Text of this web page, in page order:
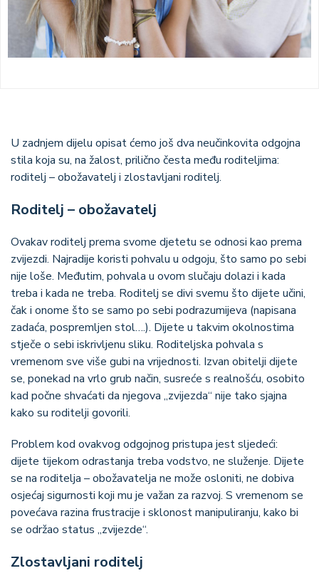
U zadnjem dijelu opisat ćemo još dva neučinkovita odgojna
stila koja su, na žalost, prilično česta među roditeljima:
roditelj – obožavatelj i zlostavljani roditelj.
Roditelj – obožavatelj
Ovakav roditelj prema svome djetetu se odnosi kao prema
zvijezdi. Najradije koristi pohvalu u odgoju, što samo po sebi
nije loše. Međutim, pohvala u ovom slučaju dolazi i kada
treba i kada ne treba. Roditelj se divi svemu što dijete učini,
čak i onome što se samo po sebi podrazumijeva (napisana
zadaća, pospremljen stol….). Dijete u takvim okolnostima
stječe o sebi iskrivljenu sliku. Roditeljska pohvala s
vremenom sve više gubi na vrijednosti. Izvan obitelji dijete
se, ponekad na vrlo grub način, susreće s realnošću, osobito
kad počne shvaćati da njegova „zvijezda“ nije tako sjajna
kako su roditelji govorili.
Problem kod ovakvog odgojnog pristupa jest sljedeći:
dijete tijekom odrastanja treba vodstvo, ne služenje. Dijete
se na roditelja – obožavatelja ne može osloniti, ne dobiva
osjećaj sigurnosti koji mu je važan za razvoj. S vremenom se
povećava razina frustracije i sklonost manipuliranju, kako bi
se održao status „zvijezde“.
Zlostavljani roditelj